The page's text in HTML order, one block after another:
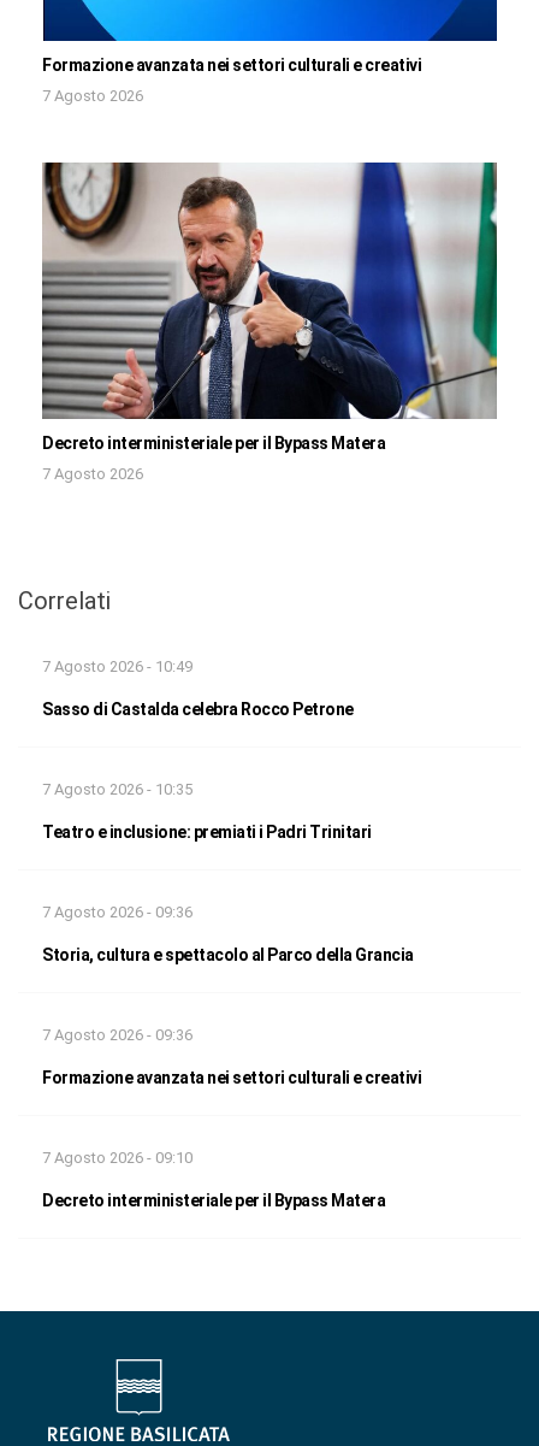
Formazione avanzata nei settori culturali e creativi
7 Agosto 2026
Decreto interministeriale per il Bypass Matera
7 Agosto 2026
Correlati
7 Agosto 2026 - 10:49
Sasso di Castalda celebra Rocco Petrone
7 Agosto 2026 - 10:35
Teatro e inclusione: premiati i Padri Trinitari
7 Agosto 2026 - 09:36
Storia, cultura e spettacolo al Parco della Grancia
7 Agosto 2026 - 09:36
Formazione avanzata nei settori culturali e creativi
7 Agosto 2026 - 09:10
Decreto interministeriale per il Bypass Matera